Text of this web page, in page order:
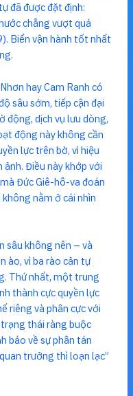
đã được đặt định:
chẳng vượt quá
Biển vận hành tốt nhất
hay Cam Ranh có
sâu sớm, tiếp cận đại
động, dịch vụ lưu dòng,
động này không cần
lực trên bờ, vì hiệu
ảnh. Điều này khớp với
Đức Giê-hô-va đoán
nằm ở cái nhìn
sâu không nên – và
ào, vì ba rào cản tự
Thứ nhất, một trung
thành cực quyền lực
riêng và phân cực với
thái ràng buộc
báo về sự phân tán
trưởng thì loạn lạc”